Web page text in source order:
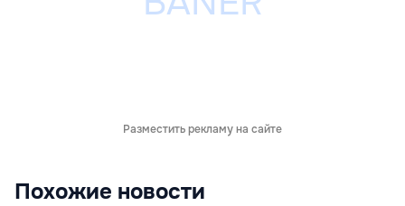
Разместить рекламу на сайте
Похожие новости